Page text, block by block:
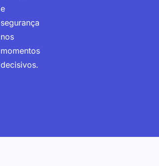
e
segurança
nos
momentos
decisivos.